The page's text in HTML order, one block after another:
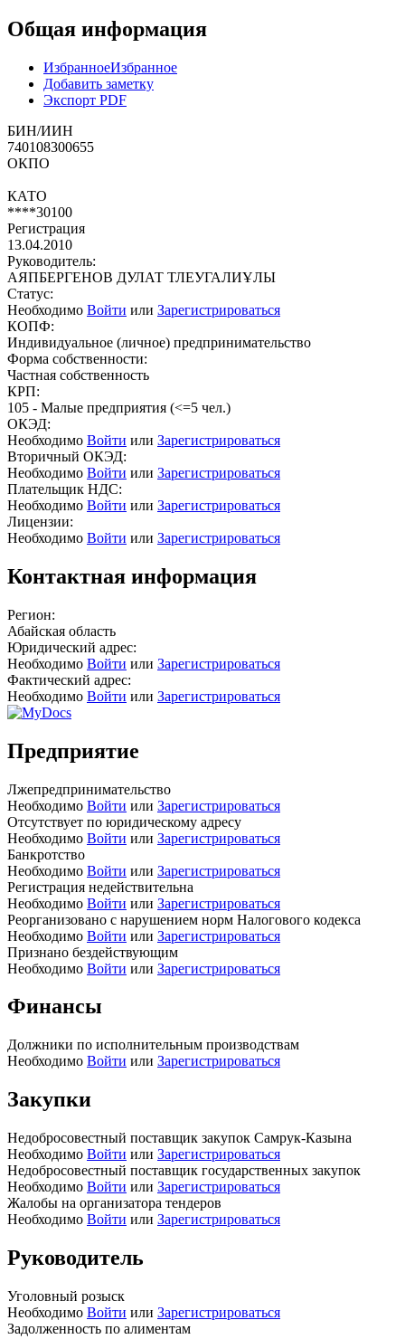
Общая информация
ИзбранноеИзбранное
Добавить заметку
Экспорт PDF
БИН/ИИН
740108300655
ОКПО
КАТО
****30100
Регистрация
13.04.2010
Руководитель:
АЯПБЕРГЕНОВ ДУЛАТ ТЛЕУГАЛИҰЛЫ
Статус:
Необходимо Войти или Зарегистрироваться
КОПФ:
Индивидуальное (личное) предпринимательство
Форма собственности:
Частная собственность
КРП:
105 - Малые предприятия (<=5 чел.)
ОКЭД:
Необходимо Войти или Зарегистрироваться
Вторичный ОКЭД:
Необходимо Войти или Зарегистрироваться
Плательщик НДС:
Необходимо Войти или Зарегистрироваться
Лицензии:
Необходимо Войти или Зарегистрироваться
Контактная информация
Регион:
Абайская область
Юридический адрес:
Необходимо Войти или Зарегистрироваться
Фактический адрес:
Необходимо Войти или Зарегистрироваться
Предприятие
Лжепредпринимательство
Необходимо Войти или Зарегистрироваться
Отсутствует по юридическому адресу
Необходимо Войти или Зарегистрироваться
Банкротство
Необходимо Войти или Зарегистрироваться
Регистрация недействительна
Необходимо Войти или Зарегистрироваться
Реорганизовано с нарушением норм Налогового кодекса
Необходимо Войти или Зарегистрироваться
Признано бездействующим
Необходимо Войти или Зарегистрироваться
Финансы
Должники по исполнительным производствам
Необходимо Войти или Зарегистрироваться
Закупки
Недобросовестный поставщик закупок Самрук-Казына
Необходимо Войти или Зарегистрироваться
Недобросовестный поставщик государственных закупок
Необходимо Войти или Зарегистрироваться
Жалобы на организатора тендеров
Необходимо Войти или Зарегистрироваться
Руководитель
Уголовный розыск
Необходимо Войти или Зарегистрироваться
Задолженность по алиментам